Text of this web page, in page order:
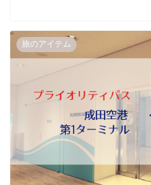
旅のアイテム